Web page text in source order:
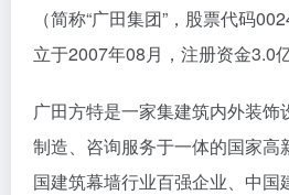
（简称“广田集团”，股票代码
立于2007年08月，注册资金3.0
广田方特是一家集建筑内外装
制造、咨询服务于一体的国家高
国建筑幕墙行业百强企业、中国